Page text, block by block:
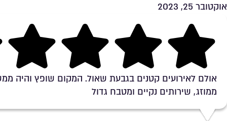
אוקטובר 25, 2023
Rating 5 out of 5
אולם לאירועים קטנים בגבעת שאול. המקום שופץ והיה
ממוזג, שירותים נקיים ומטבח גדול